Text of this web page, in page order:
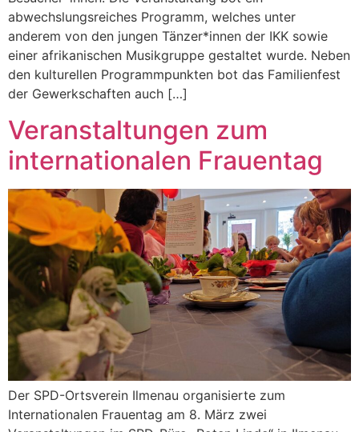
abwechslungsreiches Programm, welches unter
anderem von den jungen Tänzer*innen der IKK sowie
einer afrikanischen Musikgruppe gestaltet wurde. Neben
den kulturellen Programmpunkten bot das Familienfest
der Gewerkschaften auch […]
Veranstaltungen zum
internationalen Frauentag
Der SPD-Ortsverein Ilmenau organisierte zum
Internationalen Frauentag am 8. März zwei